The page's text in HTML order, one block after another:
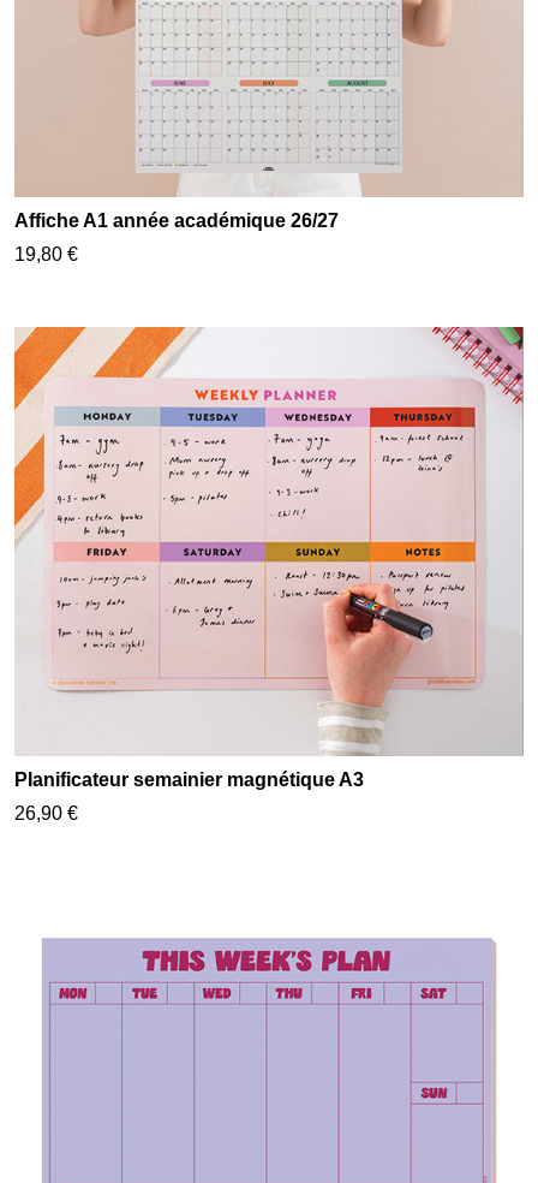
Affiche A1 année académique 26/27
19,80 €
Planificateur semainier magnétique A3
26,90 €